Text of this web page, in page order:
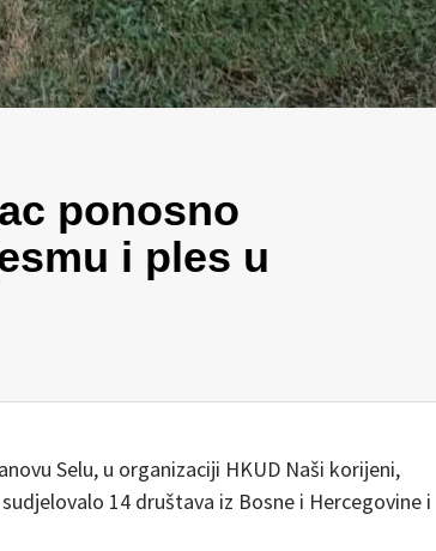
ponosno
i ples u
Selu, u organizaciji HKUD Naši korijeni,
14 društava iz Bosne i Hercegovine i